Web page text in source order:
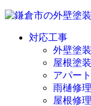
対応工事
外壁塗装
屋根塗装
アパー
雨樋修理
屋根修理